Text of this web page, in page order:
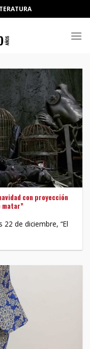
con proyección
matar”
de diciembre, “El